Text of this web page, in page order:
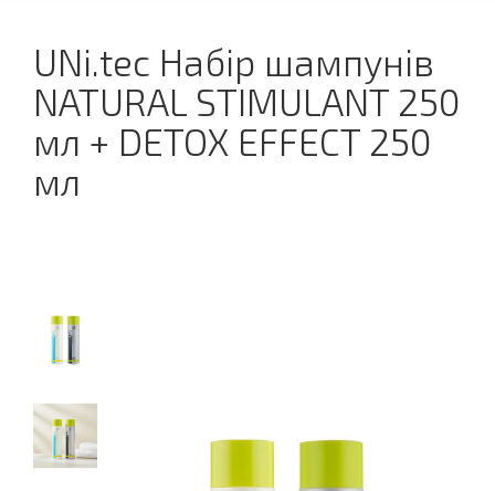
UNi.tec Набір шампунів
NATURAL STIMULANT 250
мл + DETOX EFFECT 250
мл